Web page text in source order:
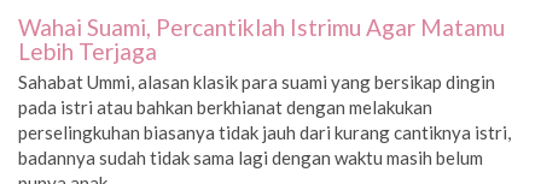
Wahai Suami, Percantiklah Istrimu Agar Matamu
Lebih Terjaga
Sahabat Ummi, alasan klasik para suami yang bersikap dingin
pada istri atau bahkan berkhianat dengan melakukan
perselingkuhan biasanya tidak jauh dari kurang cantiknya istri,
badannya sudah tidak sama lagi dengan waktu masih belum